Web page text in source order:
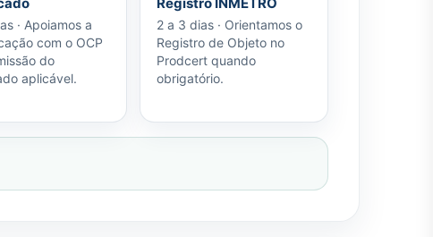
· Apoiamos a
com o OCP
do
aplicável.
Registro INMETRO
2 a 3 dias · Orientamos o
Registro de Objeto no
Prodcert quando
obrigatório.